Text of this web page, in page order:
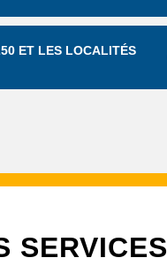
ET LES LOCALITÉS
SERVICES